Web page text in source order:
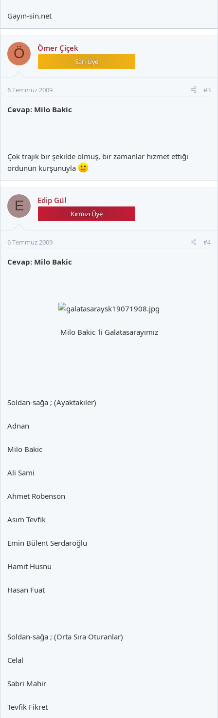
Gayın-sin.net
Ö Ömer Çiçek
6 Temmuz 2009 #3
Cevap: Milo Bakic
Çok trajik bir şekilde ölmüş, bir zamanlar hizmet ettiği
ordunun kurşunuyla
E Edip Gül
6 Temmuz 2009 #4
Cevap: Milo Bakic
Milo Bakic 'li Galatasarayımız​
Soldan-sağa ; (Ayaktakiler)
Adnan
Milo Bakic
Ali Sami
Ahmet Robenson
Asım Tevfik
Emin Bülent Serdaroğlu
Hamit Hüsnü
Hasan Fuat
Soldan-sağa ; (Orta Sıra Oturanlar)
Celal
Sabri Mahir
Tevfik Fikret